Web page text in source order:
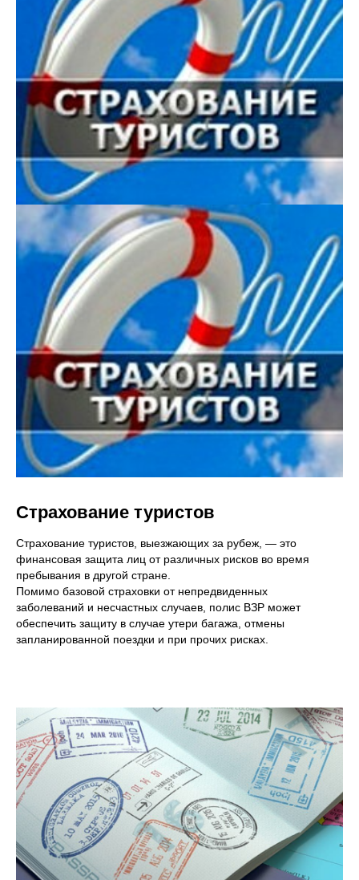
Страхование туристов
Страхование туристов, выезжающих за рубеж, — это
финансовая защита лиц от различных рисков во время
пребывания в другой стране.
Помимо базовой страховки от непредвиденных
заболеваний и несчастных случаев, полис ВЗР может
обеспечить защиту в случае утери багажа, отмены
запланированной поездки и при прочих рисках.